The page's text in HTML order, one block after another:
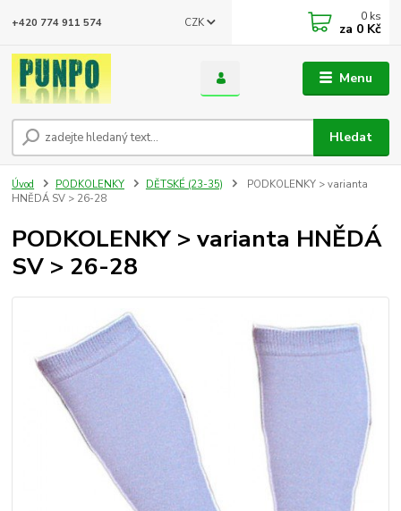
Menu
CZK
Hledat
+420 774 911 574 0 ks
za 0 Kč
Úvod PODKOLENKY DĚTSKÉ (23-35)
PODKOLENKY > varianta
HNĚDÁ SV > 26-28
PODKOLENKY > varianta HNĚDÁ
SV > 26-28